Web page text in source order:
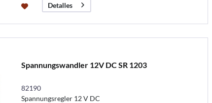
Detalles
Spannungswandler 12V DC SR 1203
82190
Spannungsregler 12 V DC